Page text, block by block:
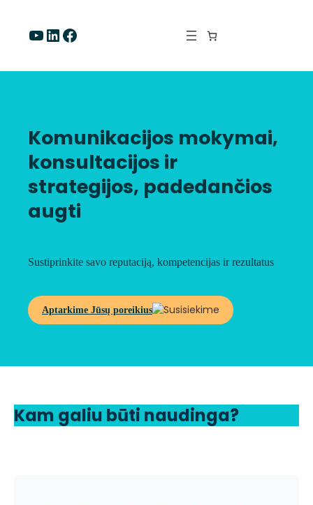
turinioYouTube LinkedIn Facebook
Komunikacijos mokymai,
konsultacijos ir
strategijos, padedančios
augti
Sustiprinkite savo reputaciją, kompetencijas ir rezultatus
Aptarkime Jūsų poreikius
Kam galiu būti naudinga?